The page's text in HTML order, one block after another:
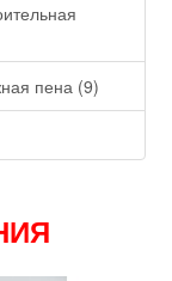
пена (9)